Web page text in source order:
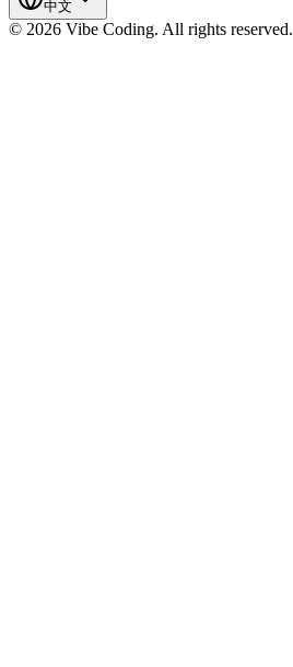
中文
© 2026 Vibe Coding. All rights reserved.